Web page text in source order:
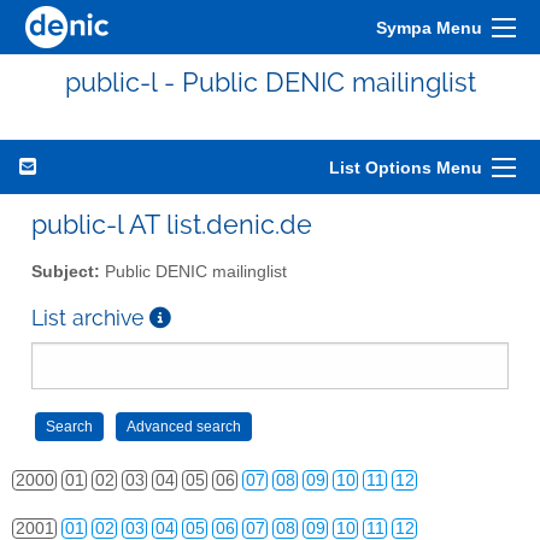
Sympa Menu
public-l - Public DENIC mailinglist
List Options Menu
public-l AT list.denic.de
Subject: Public DENIC mailinglist
List archive
2000 01 02 03 04 05 06 07 08 09 10 11 12
2001 01 02 03 04 05 06 07 08 09 10 11 12